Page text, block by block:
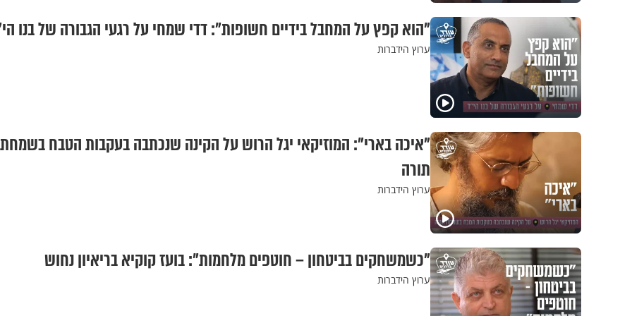
"הוא קפץ על המחבל בידיים חשופות": דדי שמחי על רגעי הגבורה של בנו
ערוץ הידברות
"איכה בארי": המוזיקאי יגל הרוש על הקינה שנכתבה בעקבות הטבח בשמחת
תורה
ערוץ הידברות
"כשמשחקים בביטחון – חוטפים מלחמות": בועז קוקיא בריאיון נחוש
ערוץ הידברות